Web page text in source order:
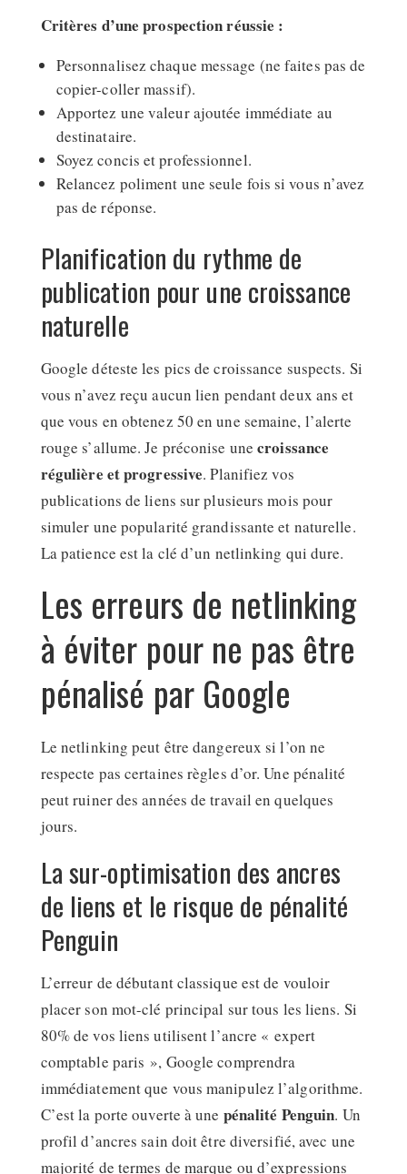
Critères d’une prospection réussie :
Personnalisez chaque message (ne faites pas de
copier-coller massif).
Apportez une valeur ajoutée immédiate au
destinataire.
Soyez concis et professionnel.
Relancez poliment une seule fois si vous n’avez
pas de réponse.
Planification du rythme de
publication pour une croissance
naturelle
Google déteste les pics de croissance suspects. Si
vous n’avez reçu aucun lien pendant deux ans et
que vous en obtenez 50 en une semaine, l’alerte
rouge s’allume. Je préconise unecroissance
régulière et progressive. Planifiez vos
publications de liens sur plusieurs mois pour
simuler une popularité grandissante et naturelle.
La patience est la clé d’un netlinking qui dure.
Les erreurs de netlinking
à éviter pour ne pas être
pénalisé par Google
Le netlinking peut être dangereux si l’on ne
respecte pas certaines règles d’or. Une pénalité
peut ruiner des années de travail en quelques
jours.
La sur-optimisation des ancres
de liens et le risque de pénalité
Penguin
L’erreur de débutant classique est de vouloir
placer son mot-clé principal sur tous les liens. Si
80% de vos liens utilisent l’ancre « expert
comptable paris », Google comprendra
immédiatement que vous manipulez l’algorithme.
C’est la porte ouverte à une pénalité Penguin. Un
profil d’ancres sain doit être diversifié, avec une
majorité de termes de marque ou d’expressions